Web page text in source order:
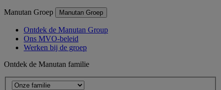
Manutan Groep Manutan Groep
Ontdek de Manutan Group
Ons MVO-beleid
Werken bij de groep
Ontdek de Manutan familie